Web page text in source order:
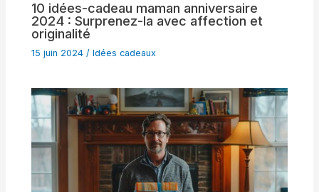
10 idées-cadeau maman anniversaire
2024 : Surprenez-la avec affection et
originalité
15 juin 2024 /Idées cadeaux